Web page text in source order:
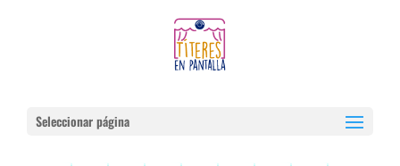
Seleccionar página